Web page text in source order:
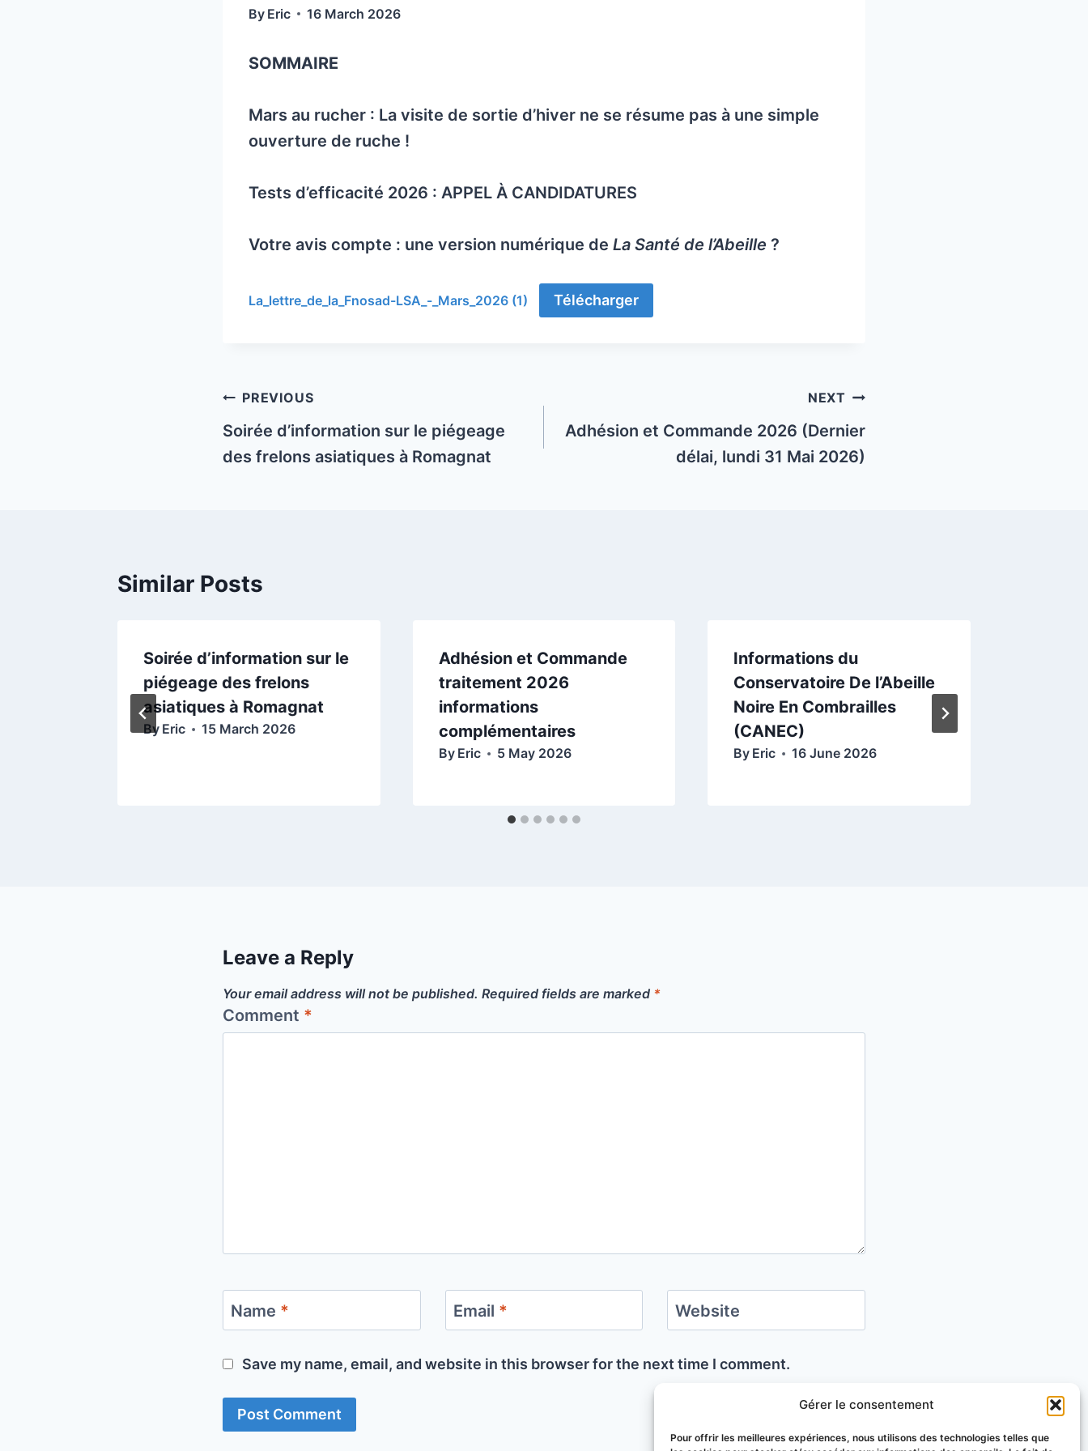
Gérer le consentement
Pour offrir les meilleures expériences, nous utilisons des technologies telles que
By Eric 16 March 2026
SOMMAIRE
Mars au rucher : La visite de sortie d’hiver ne se résume pas à une simple
ouverture de ruche !
Tests d’efficacité 2026 : APPEL À CANDIDATURES
Votre avis compte : une version numérique de La Santé de l’Abeille ?
La_lettre_de_la_Fnosad-LSA_-_Mars_2026 (1) Télécharger
Post
navigation
PREVIOUS
Soirée d’information sur le piégeage
des frelons asiatiques à Romagnat
NEXT
Adhésion et Commande 2026 (Dernier
délai, lundi 31 Mai 2026)
Similar Posts
Soirée d’information sur le
piégeage des frelons
asiatiques à Romagnat
By Eric 15 March 2026
Adhésion et Commande
traitement 2026
informations
complémentaires
By Eric 5 May 2026
Informations du
Conservatoire De l’Abeille
Noire En Combrailles
(CANEC)
By Eric 16 June 2026
Leave a Reply
Your email address will not be published. Required fields are marked *
Comment *
Name * Email * Website
Save my name, email, and website in this browser for the next time I comment.